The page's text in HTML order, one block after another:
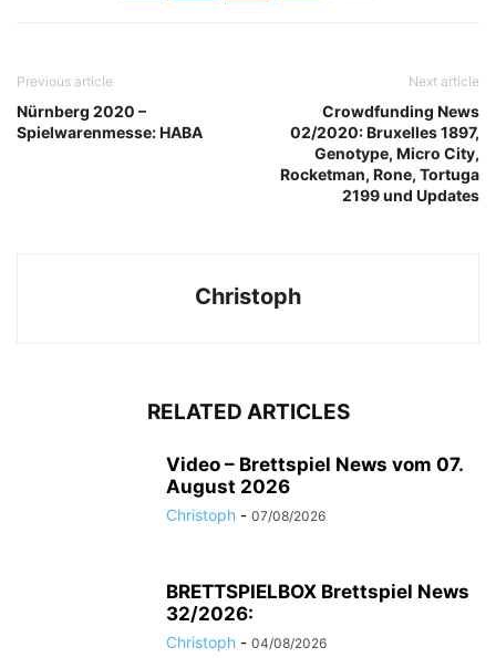
Previous article
Nürnberg 2020 –
Spielwarenmesse: HABA
Next article
Crowdfunding News
02/2020: Bruxelles 1897,
Genotype, Micro City,
Rocketman, Rone, Tortuga
2199 und Updates
Christoph
RELATED ARTICLES
Video – Brettspiel News vom 07.
August 2026
Christoph - 07/08/2026
BRETTSPIELBOX Brettspiel News
32/2026:
Christoph - 04/08/2026